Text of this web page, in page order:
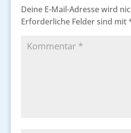
Deine E-Mail-Adresse wird
Erforderliche Felder sind mit